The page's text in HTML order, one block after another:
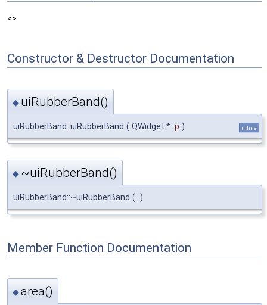
<>
Constructor & Destructor Documentation
◆ uiRubberBand()
uiRubberBand::uiRubberBand ( QWidget * p ) inline
◆ ~uiRubberBand()
uiRubberBand::~uiRubberBand ( )
Member Function Documentation
◆area()